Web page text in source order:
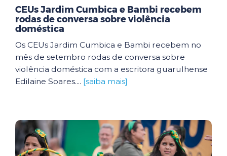
CEUs Jardim Cumbica e Bambi recebem
rodas de conversa sobre violência
doméstica
Os CEUs Jardim Cumbica e Bambi recebem no
mês de setembro rodas de conversa sobre
violência doméstica com a escritora guarulhense
Edilaine Soares.... [saiba mais]